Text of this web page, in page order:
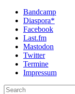
Bandcamp
Diaspora*
Facebook
Last.fm
Mastodon
Twitter
Termine
Impressum